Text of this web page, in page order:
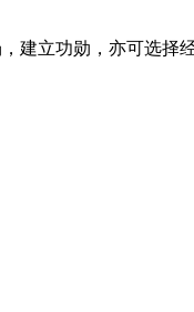
建立功勋，亦可选择